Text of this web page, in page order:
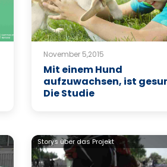
November 5,2015
Mit einem Hund
aufzuwachsen, ist
Die Studie
Storys über das Projekt